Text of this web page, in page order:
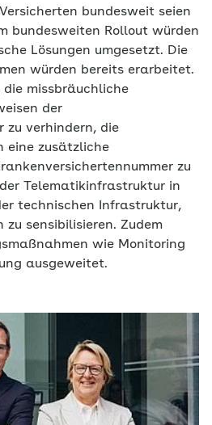
bundesweit seien
bundesweiten Rollout würden
Lösungen umgesetzt. Die
würden bereits erarbeitet.
die missbräuchliche
der
zu verhindern, die
eine zusätzliche
zu
Telematikinfrastruktur in
technischen Infrastruktur,
zu sensibilisieren. Zudem
wie Monitoring
ausgeweitet.